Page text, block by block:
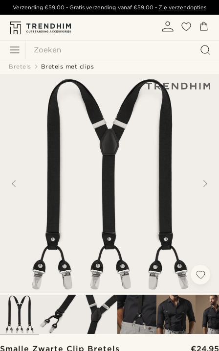
Zoeken
Verzending€59,00 - Gratis verzending vanaf €59,00- Zie verzendopties
Bretels Bretels met clips
Smalle Zwarte Clip Bretels €24,95